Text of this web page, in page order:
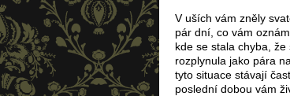
V uších vám zněly
pár dní, co vám
kde se stala chyba,
rozplynula jako pára
tyto situace stávají
poslední dobou vám